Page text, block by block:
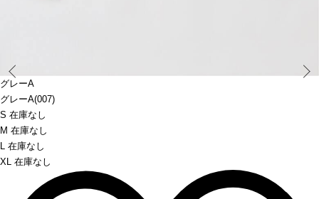
グレーA
グレーA(007)
S 在庫なし
M 在庫なし
L 在庫なし
XL 在庫なし